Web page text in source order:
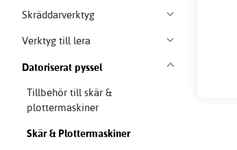
Skräddarverktyg
Verktyg till lera
Datoriserat pyssel
Tillbehör till skär &
plottermaskiner
Skär & Plottermaskiner